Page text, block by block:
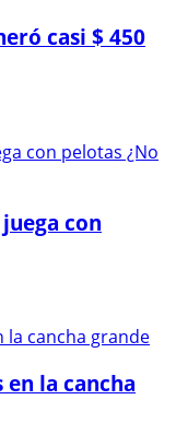
casi $ 450
con
en la cancha